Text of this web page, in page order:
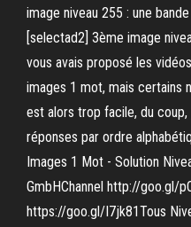
image niveau 255 : une
[selectad2] 3ème image
vous avais proposé les
images 1 mot, mais certains
est alors trop facile, du
réponses par ordre
Images 1 Mot - Solution
GmbHChannel http://goo.gl/
https://goo.gl/I7jk81Tous